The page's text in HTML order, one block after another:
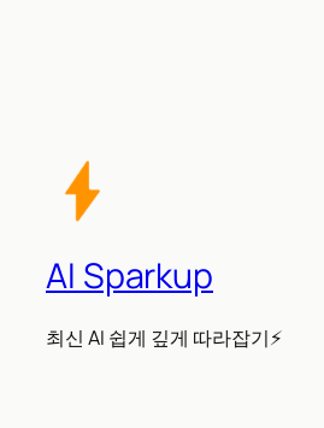
AI Sparkup
최신 AI 쉽게 깊게 따라잡기⚡